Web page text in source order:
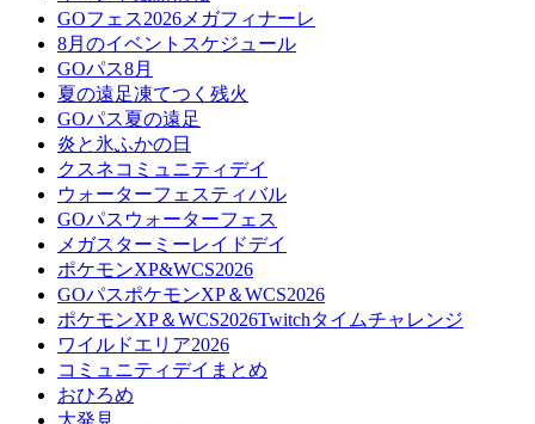
GOフェス2026メガフィナーレ
8月のイベントスケジュール
GOパス8月
夏の遠足凍てつく残火
GOパス夏の遠足
炎と氷ふかの日
クスネコミュニティデイ
ウォーターフェスティバル
GOパスウォーターフェス
メガスターミーレイドデイ
ポケモンXP&WCS2026
GOパスポケモンXP＆WCS2026
ポケモンXP＆WCS2026Twitchタイムチャレンジ
ワイルドエリア2026
コミュニティデイまとめ
おひろめ
大発見